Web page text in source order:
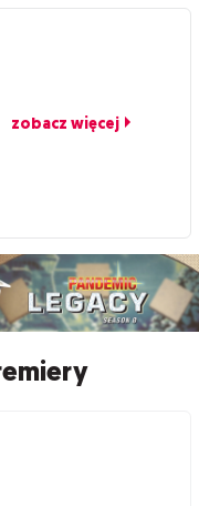
zobacz więcej